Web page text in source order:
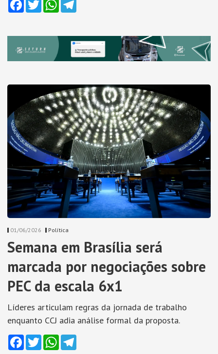
01/06/2026 Política
Semana em Brasília será
marcada por negociações sobre
PEC da escala 6x1
Líderes articulam regras da jornada de trabalho
enquanto CCJ adia análise formal da proposta.
Facebook
TwitterWhatsApp